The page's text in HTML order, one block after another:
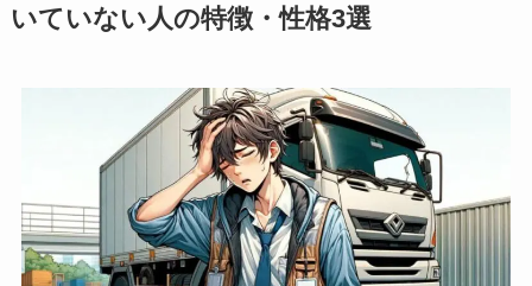
いていない人の特徴・性格3選